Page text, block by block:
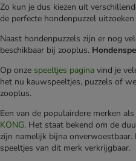
Zo kun je dus kiezen uit
de perfecte hondenpuzzel
Naast hondenpuzzels zijn er nog
beschikbaar bij zooplus.
Op onze speeltjes pagina vind je
het nu kauwspeeltjes, puzzels of
zooplus.
Een van de populairdere merken
KONG. Het staat bekend om de
zijn namelijk bijna
speeltjes van dit merk verkrijgbaar.